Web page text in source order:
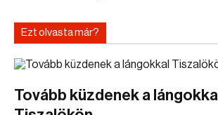
Ezt olvasta már?
Tovább küzdenek a lángokkal